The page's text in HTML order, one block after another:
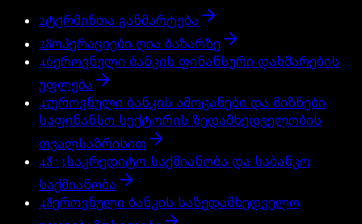
2ტერმინთა განმარტება
28ოპერაციები ღია ბაზარზე
46ეროვნული ბანკის ფინანსური დახმარების
უფლება
47ეროვნული ბანკის ამოცანები და მიზნები
საფინანსო სექტორის ზედამხედველობის
თვალსაზრისით
48^3საკრედიტო საქმიანობა და საბანკო
საქმიანობა
48ეროვნული ბანკის საზედამხედველო